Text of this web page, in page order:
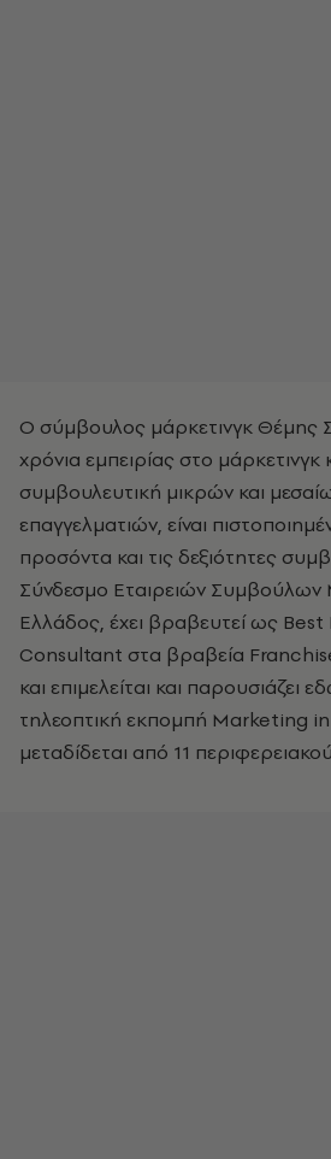
Ο σύμβουλος μάρκετινγκ Θέμης
χρόνια εμπειρίας στο μάρκετινγκ
συμβουλευτική μικρών και
επαγγελματιών, είναι
προσόντα και τις δεξιότητες
Σύνδεσμο Εταιρειών Συμβούλων
Ελλάδος, έχει βραβευτεί ως
Consultant στα βραβεία
και επιμελείται και παρουσιάζει
τηλεοπτική εκπομπή Marketing
μεταδίδεται από 11